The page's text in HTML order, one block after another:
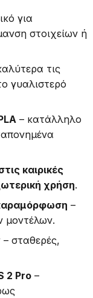
για
στοιχείων ή
τις
γυαλιστερό
– κατάλληλο
καιρικές
χρήση.
–
μοντέλων.
– σταθερές,
2 Pro –